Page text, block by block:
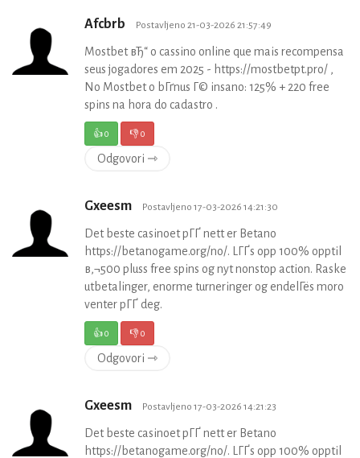
Afcbrb Postavljeno 21-03-2026 21:57:49
Mostbet вЂ“ o cassino online que mais recompensa
seus jogadores em 2025 - https://mostbetpt.pro/ ,
No Mostbet o bГґnus Г© insano: 125% + 220 free
spins na hora do cadastro .
👍0 👎0
Odgovori ⇾
Gxeesm Postavljeno 17-03-2026 14:21:30
Det beste casinoet pГҐ nett er Betano
https://betanogame.org/no/. LГҐs opp 100% opptil
в‚¬500 pluss free spins og nyt nonstop action. Raske
utbetalinger, enorme turneringer og endelГёs moro
venter pГҐ deg.
👍0 👎0
Odgovori ⇾
Gxeesm Postavljeno 17-03-2026 14:21:23
Det beste casinoet pГҐ nett er Betano
https://betanogame.org/no/. LГҐs opp 100% opptil